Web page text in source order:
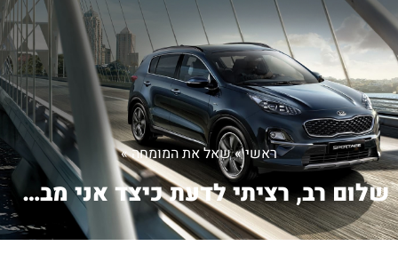
ראשי»שאל את המומחה»
שלום רב, רציתי לדעת כיצד אני מבצע בא...